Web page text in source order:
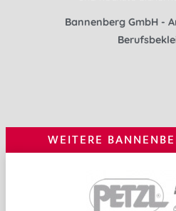
Bannenberg GmbH -
WEITERE